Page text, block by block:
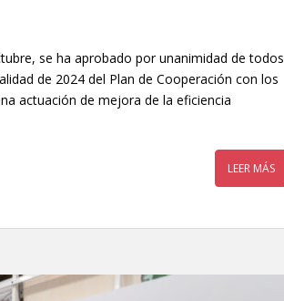
se ha aprobado por unanimidad de todos
de 2024 del Plan de Cooperación con los
actuación de mejora de la eficiencia
LEER MÁS